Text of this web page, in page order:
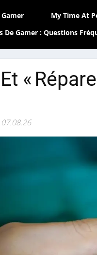
My Time At
De Gamer : Questions
«